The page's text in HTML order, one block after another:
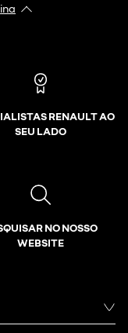
RENAULT AO
SEU LADO
NO NOSSO
WEBSITE